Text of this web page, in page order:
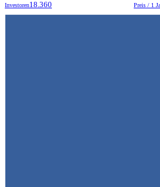
Investoren18.360 Preis / 1